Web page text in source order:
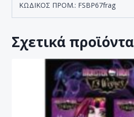
ΚΩΔΙΚΟΣ ΠΡΟΜ.: FSBP67frag
Σχετικά προϊόντα